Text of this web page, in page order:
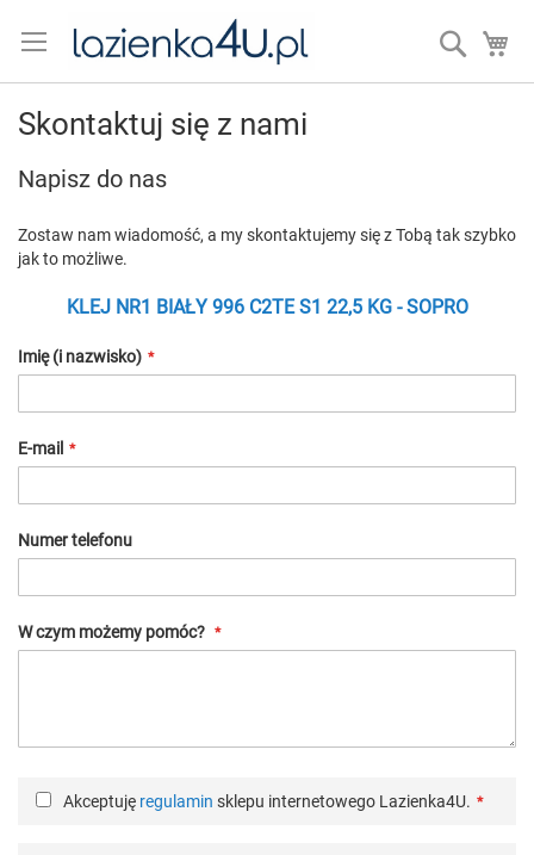
do
Search
Skontaktuj się z nami
Napisz do nas
Zostaw nam wiadomość, a my skontaktujemy się z Tobą tak szybko
jak to możliwe.
KLEJ NR1 BIAŁY 996 C2TE S1 22,5 KG - SOPRO
Imię (i nazwisko)
E-mail
Numer telefonu
W czym możemy pomóc?
Akceptuję regulamin sklepu internetowego Lazienka4U.